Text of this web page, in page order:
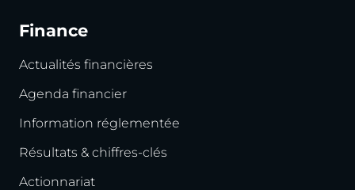
Finance
Actualités financières
Agenda financier
Information réglementée
Résultats & chiffres-clés
Actionnariat